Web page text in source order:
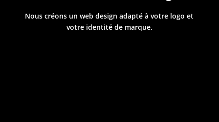
Nous créons un web design adapté à votre logo et
votre identité de marque.